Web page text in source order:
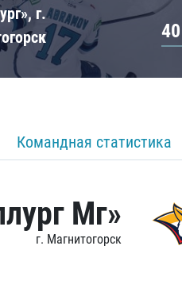
г.
40
Командная статистика
Мг»
г. Магнитогорск